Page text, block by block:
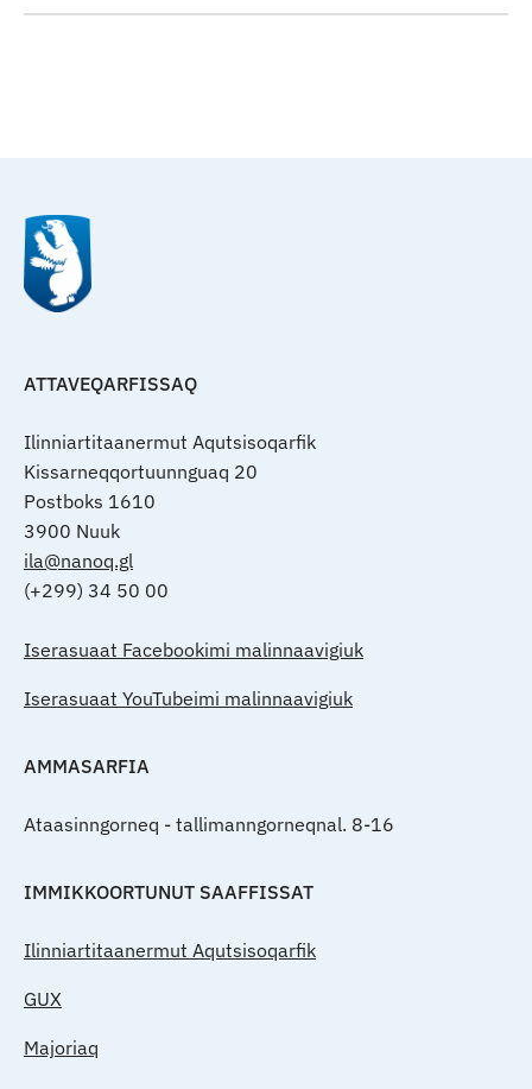
ATTAVEQARFISSAQ
Ilinniartitaanermut Aqutsisoqarfik
Kissarneqqortuunnguaq 20
Postboks 1610
3900 Nuuk
ila@nanoq.gl
(+299) 34 50 00
Iserasuaat Facebookimi malinnaavigiuk
Iserasuaat YouTubeimi malinnaavigiuk
AMMASARFIA
Ataasinngorneq - tallimanngorneqnal. 8-16
IMMIKKOORTUNUT SAAFFISSAT
Ilinniartitaanermut Aqutsisoqarfik
GUX
Majoriaq